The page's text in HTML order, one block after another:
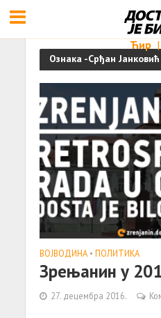
Ћир |
Ознака -Срђан Јанковић
ВОЈВОДИНА • ПОЛИТИКА
Зрењанин у
27. децембра 2016.